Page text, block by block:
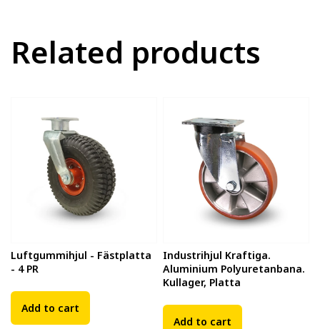
Related products
Luftgummihjul - Fästplatta
- 4 PR
Add to cart
Industrihjul Kraftiga.
Aluminium Polyuretanbana.
Kullager, Platta
Add to cart